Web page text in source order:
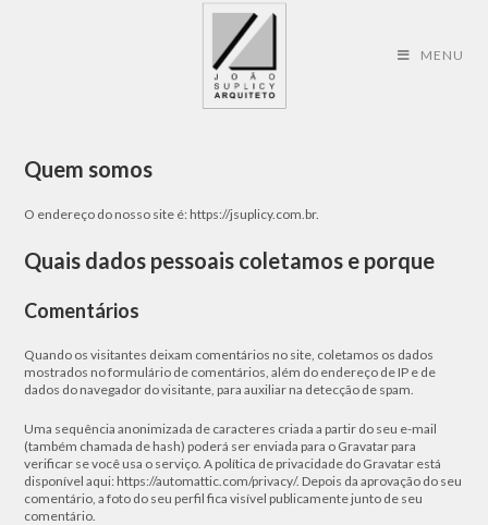
MENU
Quem somos
O endereço do nosso site é: https://jsuplicy.com.br.
Quais dados pessoais coletamos e porque
Comentários
Quando os visitantes deixam comentários no site, coletamos os dados
mostrados no formulário de comentários, além do endereço de IP e de
dados do navegador do visitante, para auxiliar na detecção de spam.
Uma sequência anonimizada de caracteres criada a partir do seu e-mail
(também chamada de hash) poderá ser enviada para o Gravatar para
verificar se você usa o serviço. A política de privacidade do Gravatar está
disponível aqui: https://automattic.com/privacy/. Depois da aprovação do seu
comentário, a foto do seu perfil fica visível publicamente junto de seu
comentário.